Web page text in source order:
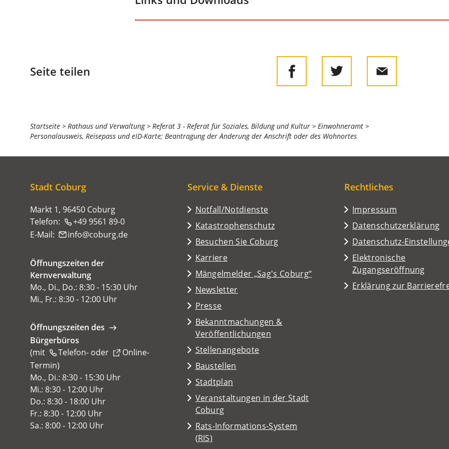
Seite teilen
Sie
befinden
sich
Startseite Rathaus und Verwaltung Referat 3 - Referat für Soziales, Bildung und Kultur
Einwohneramt
Personalausweis, Reisepass und eID-Karte; Beantragung der Änderung der Anschrift oder des Wohnortes
Stadt Coburg
Markt 1, 96450 Coburg
Telefon:
+49 9561 89-0
E-Mail:
info coburg de
Öffnungszeiten der
Kernverwaltung
Mo., Di., Do.: 8:30 - 15:30 Uhr
Mi., Fr.: 8:30 - 12:00 Uhr
Öffnungszeiten des
Bürgerbüros
(mit
Telefon- oder
Online-
Termin
(Öffnet
in
einem
neuen
Tab)
)
Mo., Di.: 8:30 - 15:30 Uhr
Mi.: 8:30 - 12:00 Uhr
Do.: 8:30 - 18:00 Uhr
Fr.: 8:30 - 12:00 Uhr
Sa.: 8:00 - 12:00 Uhr
Service & Dienste
Notfall/Notdienste
Katastrophenschutz
Besuchen Sie Coburg
(Öffnet
in
neuen
Tab)
Karriere
Mängelmelder „Sag's Coburg“
(Öffnet
in
neuen
Tab)
Newsletter
Presse
Bekanntmachungen &
Veröffentlichungen
Stellenangebote
Baustellen
Stadtplan
(Öffnet
in
einem
Tab)
Veranstaltungen in der Stadt
Coburg
(Öffnet
in
einem
neuen
Rats-Informations-System
(RIS)
(Öffnet
Rechtliches
Impressum
Datenschutzerklärung
Datenschutz-
Elektronische
Zugangseröffnung
Erklärung zur